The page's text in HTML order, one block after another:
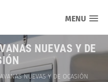
MENU
NUEVAS Y DE
NUEVAS Y DE OCASIÓN